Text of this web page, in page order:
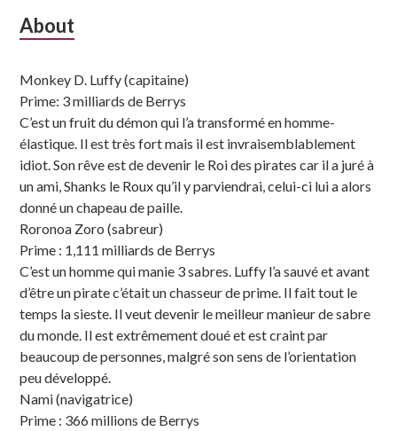
Subsidiary
About
Monkey D. Luffy (capitaine)
Prime: 3 milliards de Berrys
C’est un fruit du démon qui l’a transformé en homme-
élastique. Il est très fort mais il est invraisemblablement
idiot. Son rêve est de devenir le Roi des pirates car il a juré à
un ami, Shanks le Roux qu’il y parviendrai, celui-ci lui a alors
donné un chapeau de paille.
Roronoa Zoro (sabreur)
Prime : 1,111 milliards de Berrys
C’est un homme qui manie 3 sabres. Luffy l’a sauvé et avant
d’être un pirate c’était un chasseur de prime. Il fait tout le
temps la sieste. Il veut devenir le meilleur manieur de sabre
du monde. Il est extrêmement doué et est craint par
beaucoup de personnes, malgré son sens de l’orientation
peu développé.
Nami (navigatrice)
Prime : 366 millions de Berrys